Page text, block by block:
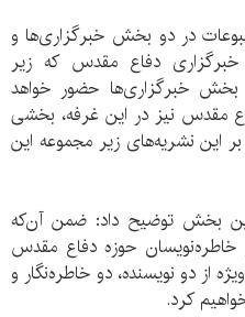
در دو بخش خبرگزاری‌ها و
خبرگزاری دفاع مقدس که زیر
بخش خبرگزاری‌ها حضور خواهد
مقدس نیز در این غرفه، بخشی
این نشریه‌های زیر مجموعه این
بخش توضیح داد: ضمن آن‌که
خاطره‌نویسان حوزه دفاع مقدس
از دو نویسنده، دو خاطره‌نگار و
کرد.